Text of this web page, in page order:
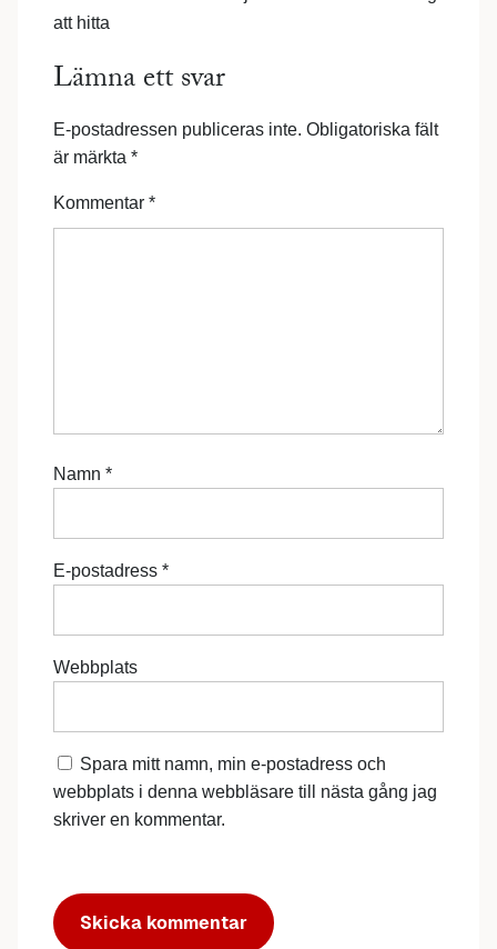
att hitta
Lämna ett svar
E-postadressen publiceras inte. Obligatoriska fält
är märkta *
Kommentar *
Namn *
E-postadress *
Webbplats
Spara mitt namn, min e-postadress och
webbplats i denna webbläsare till nästa gång jag
skriver en kommentar.